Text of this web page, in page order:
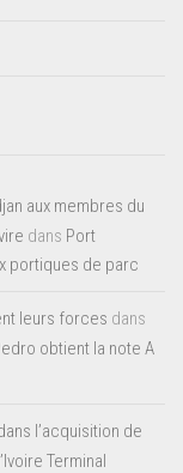
aux membres du
dans Port
portiques de parc
leurs forces dans
obtient la note A
l’acquisition de
Terminal